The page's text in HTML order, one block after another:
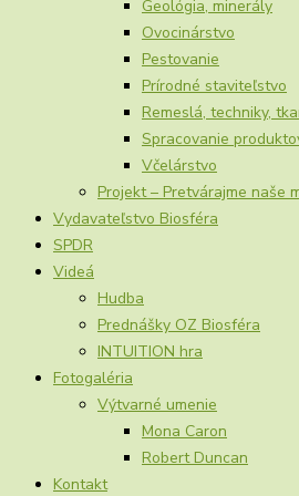
Geológia, minerály
Ovocinárstvo
Pestovanie
Prírodné staviteľstvo
Remeslá, techniky,
Spracovanie
Včelárstvo
Projekt – Pretvárajme naše
Vydavateľstvo Biosféra
SPDR
Videá
Hudba
Prednášky OZ Biosféra
INTUITION hra
Fotogaléria
Výtvarné umenie
Mona Caron
Robert Duncan
Kontakt